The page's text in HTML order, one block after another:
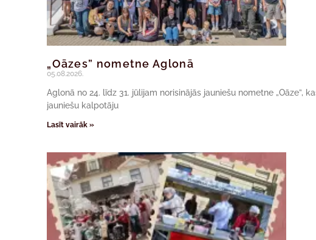
„Oāzes” nometne Aglonā
05.08.2026.
Aglonā no 24. līdz 31. jūlijam norisinājās jauniešu nometne
jauniešu kalpotāju
Lasīt vairāk »